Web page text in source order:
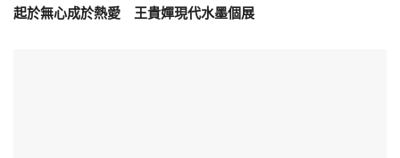
起於無心成於熱愛 王貴嬋現代水墨個展